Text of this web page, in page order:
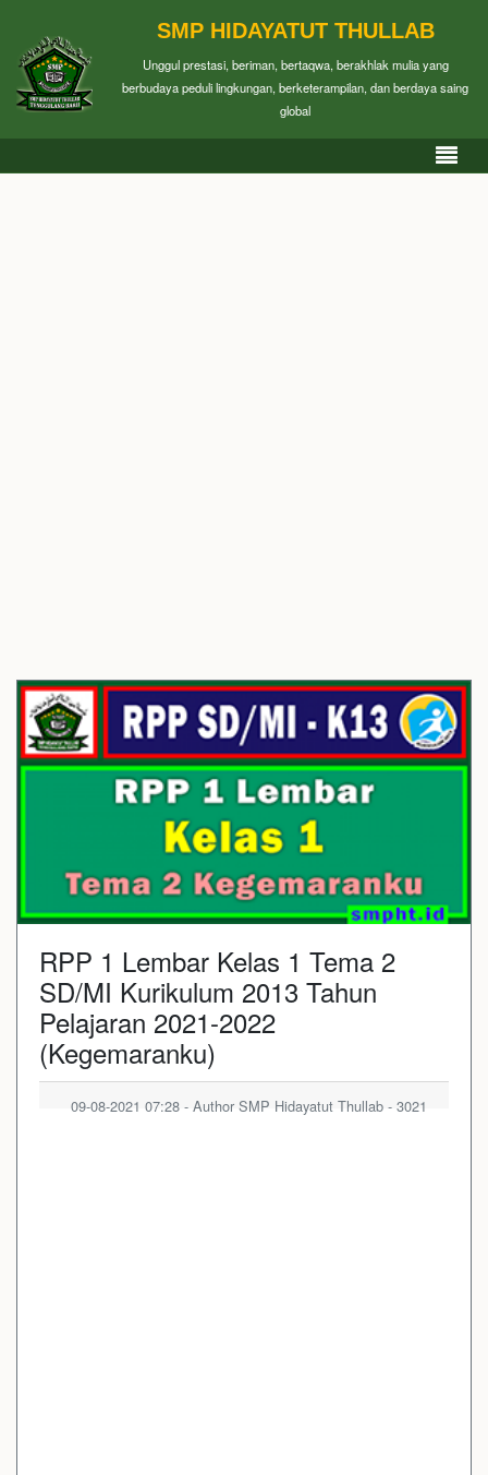
SMP HIDAYATUT THULLAB
Unggul prestasi, beriman, bertaqwa, berakhlak mulia yang
berbudaya peduli lingkungan, berketerampilan, dan berdaya saing
global
RPP 1 Lembar Kelas 1 Tema 2
SD/MI Kurikulum 2013 Tahun
Pelajaran 2021-2022
(Kegemaranku)
09-08-2021 07:28 - Author SMP Hidayatut Thullab - 3021